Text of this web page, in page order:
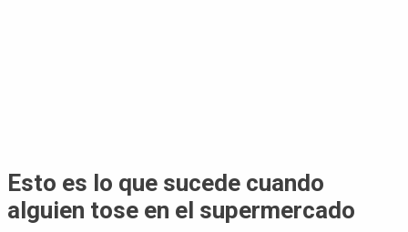
Esto es lo que sucede cuando
alguien tose en el supermercado